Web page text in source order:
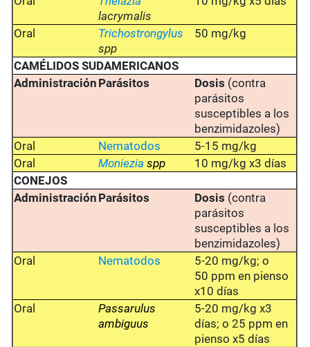
lacrymalis
Oral
Trichostrongylus
spp
50 mg/kg
CAMÉLIDOS SUDAMERICANOS
Administración Parásitos Dosis (contra
parásitos
susceptibles a los
benzimidazoles)
Oral
Nematodos
5-15 mg/kg
Oral
Moniezia spp
10 mg/kg x3 días
CONEJOS
Administración Parásitos Dosis (contra
parásitos
susceptibles a los
benzimidazoles)
Oral
Nematodos
5-20 mg/kg; o
50 ppm en pienso
x10 días
Oral
Passarulus
ambiguus
5-20 mg/kg x3
días; o 25 ppm en
pienso x5 días